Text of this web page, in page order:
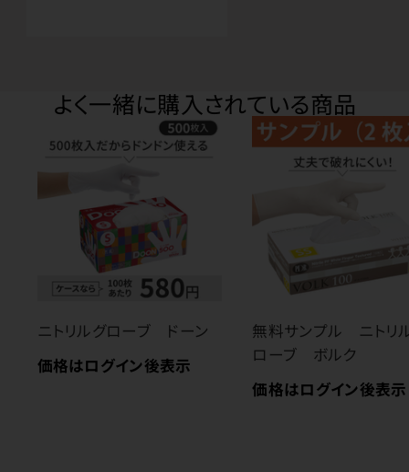
よく一緒に購入されている商品
ニトリルグローブ ドーン
価格はログイン後表示
無料サンプル ニトリ
ローブ ボルク
価格はログイン後表示